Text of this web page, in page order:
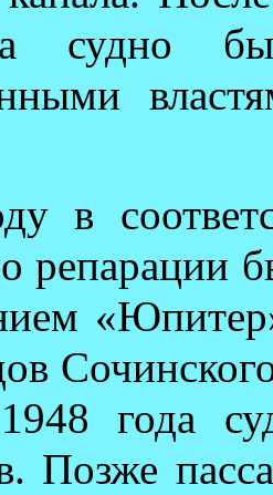
судно
в
репарации
года
Позже